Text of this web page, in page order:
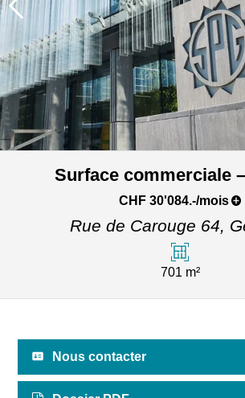
Surface commerciale –
CHF 30'084.-/mois
Rue de Carouge 64,
701 m²
Nous contacter